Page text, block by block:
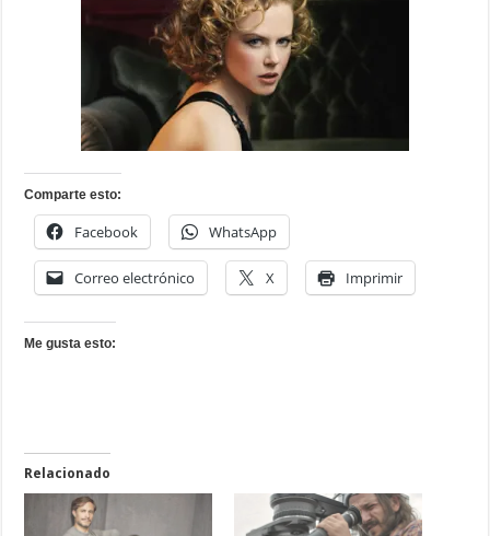
Comparte esto:
Facebook WhatsApp
Correo electrónico X Imprimir
Me gusta esto:
Relacionado